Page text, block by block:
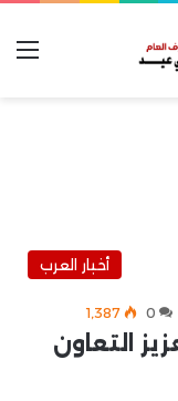
أخبار العرب
0 1٬387
التعاون